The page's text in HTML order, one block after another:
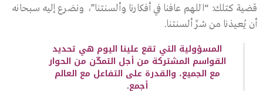
قضية كتلك: “اللهم عافنا في أفكارنا وألسنتنا”، ونضرع إليه سبحانه
أن يُعيذنا من شرِّ ألسنتنا.
المسؤولية التي تقع علينا اليوم هي تحديد
القواسم المشتركة من أجل التمكّن من الحوار
مع الجميع، والقدرة على التفاعل مع العالم
أجمع.